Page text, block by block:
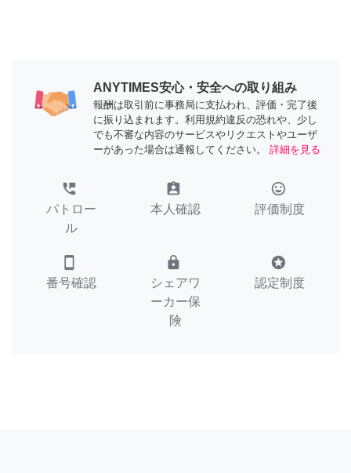
ANYTIMES安心・安全への取り組み
報酬は取引前に事務局に支払われ、評価・完了後
に振り込まれます。利用規約違反の恐れや、少し
でも不審な内容のサービスやリクエストやユーザ
ーがあった場合は通報してください。
詳細を見る
perm_phone_msg
パトロー
ル
assignment_ind
本人確認
tag_faces
評価制度
smartphone
番号確認
lock
シェアワ
ーカー保
険
stars
認定制度